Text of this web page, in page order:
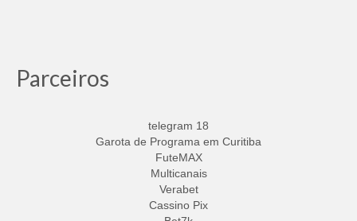
Parceiros
telegram 18
Garota de Programa em Curitiba
FuteMAX
Multicanais
Verabet
Cassino Pix